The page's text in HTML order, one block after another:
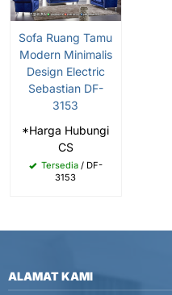
Sofa Ruang Tamu
Modern Minimalis
Design Electric
Sebastian DF-
3153
*Harga Hubungi
CS
Tersedia/ DF-
3153
ALAMAT KAMI